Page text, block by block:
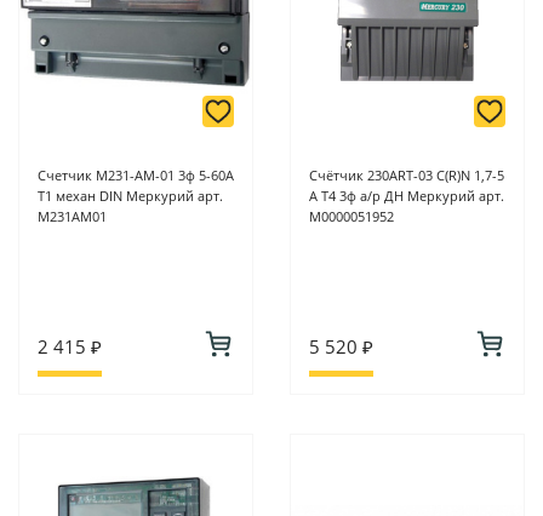
Счетчик M231-АМ-01 3ф 5-60А
Т1 механ DIN Меркурий арт.
M231АМ01
2 415 ₽
Счётчик 230ART-03 C(R)N 1,7-5
А Т4 3ф а/р ДН Меркурий арт.
М0000051952
5 520 ₽